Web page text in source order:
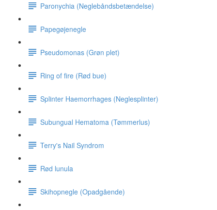
Paronychia (Neglebåndsbetændelse)
Papegøjenegle
Pseudomonas (Grøn plet)
Ring of fire (Rød bue)
Splinter Haemorrhages (Neglesplinter)
Subungual Hematoma (Tømmerlus)
Terry's Nail Syndrom
Rød lunula
Skihopnegle (Opadgående)